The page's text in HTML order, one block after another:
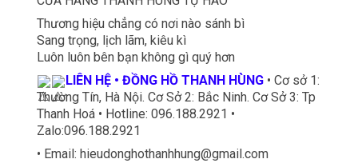
Thương hiệu chẳng có nơi nào sánh bì
Sang trọng, lịch lãm, kiêu kì
Luôn luôn bên bạn không gì quý hơn
LIÊN HỆ • ĐỒNG HỒ THANH HÙNG • Cơ sở 1:
Thường Tín, Hà Nội. Cơ Sở 2: Bắc Ninh. Cơ Sở 3: Tp
Thanh Hoá • Hotline: 096.188.2921 •
Zalo:096.188.2921
• Email: hieudonghothanhhung@gmail.com